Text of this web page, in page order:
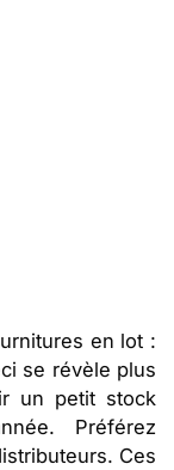
en lot :
se révèle plus
un petit stock
Préférez
Ces